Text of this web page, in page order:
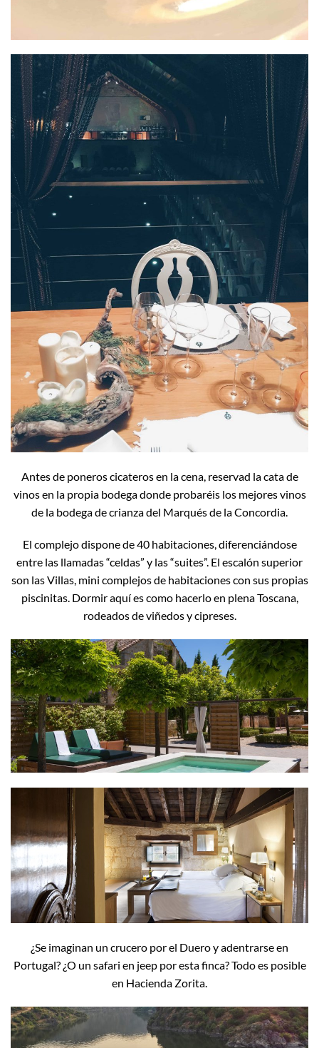
Antes de poneros cicateros en la cena, reservad la cata de
vinos en la propia bodega donde probaréis los mejores vinos
de la bodega de crianza del Marqués de la Concordia.
El complejo dispone de 40 habitaciones, diferenciándose
entre las llamadas “celdas” y las “suites”. El escalón superior
son las Villas, mini complejos de habitaciones con sus propias
piscinitas. Dormir aquí es como hacerlo en plena Toscana,
rodeados de viñedos y cipreses.
¿Se imaginan un crucero por el Duero y adentrarse en
Portugal? ¿O un safari en jeep por esta finca? Todo es posible
en Hacienda Zorita.